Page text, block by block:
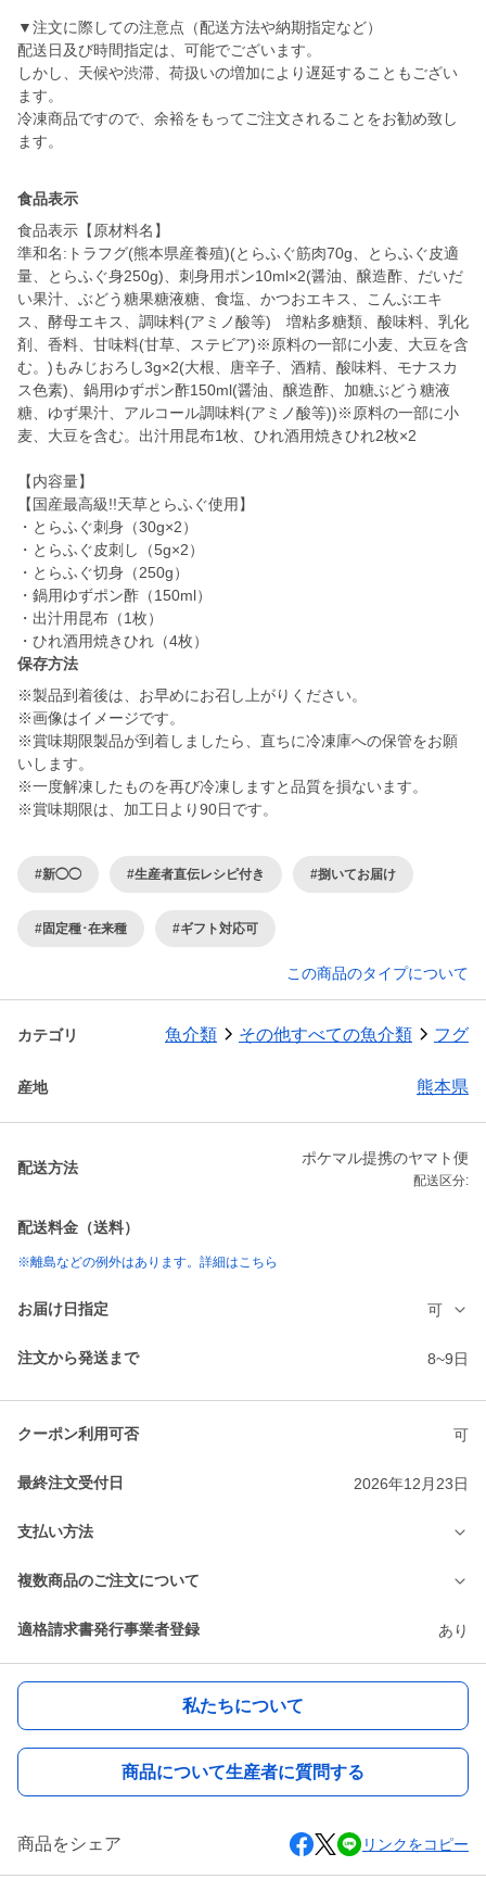
▼注文に際しての注意点（配送方法や納期指定など）
配送日及び時間指定は、可能でございます。
しかし、天候や渋滞、荷扱いの増加により遅延することもござい
ます。
冷凍商品ですので、余裕をもってご注文されることをお勧め致し
ます。
食品表示
食品表示【原材料名】
準和名:トラフグ(熊本県産養殖)(とらふぐ筋肉70g、とらふぐ皮適
量、とらふぐ身250g)、刺身用ポン10ml×2(醤油、醸造酢、だいだ
い果汁、ぶどう糖果糖液糖、食塩、かつおエキス、こんぶエキ
ス、酵母エキス、調味料(アミノ酸等) 増粘多糖類、酸味料、乳化
剤、香料、甘味料(甘草、ステビア)※原料の一部に小麦、大豆を含
む。)もみじおろし3g×2(大根、唐辛子、酒精、酸味料、モナスカ
ス色素)、鍋用ゆずポン酢150ml(醤油、醸造酢、加糖ぶどう糖液
糖、ゆず果汁、アルコール調味料(アミノ酸等))※原料の一部に小
麦、大豆を含む。出汁用昆布1枚、ひれ酒用焼きひれ2枚×2
【内容量】
【国産最高級!!天草とらふぐ使用】
・とらふぐ刺身（30g×2）
・とらふぐ皮刺し（5g×2）
・とらふぐ切身（250g）
・鍋用ゆずポン酢（150ml）
・出汁用昆布（1枚）
・ひれ酒用焼きひれ（4枚）
保存方法
※製品到着後は、お早めにお召し上がりください。
※画像はイメージです。
※賞味期限製品が到着しましたら、直ちに冷凍庫への保管をお願
いします。
※一度解凍したものを再び冷凍しますと品質を損ないます。
※賞味期限は、加工日より90日です。
#新◯◯ #生産者直伝レシピ付き #捌いてお届け
#固定種･在来種 #ギフト対応可
この商品のタイプについて
カテゴリ 魚介類 その他すべての魚介類 フグ
産地 熊本県
配送方法
ポケマル提携のヤマト便
配送区分:
配送料金（送料）
※離島などの例外はあります。詳細はこちら
お届け日指定 可
注文から発送まで 8~9日
クーポン利用可否 可
最終注文受付日 2026年12月23日
支払い方法
複数商品のご注文について
適格請求書発行事業者登録 あり
私たちについて
商品について生産者に質問する
商品をシェア リンクをコピー